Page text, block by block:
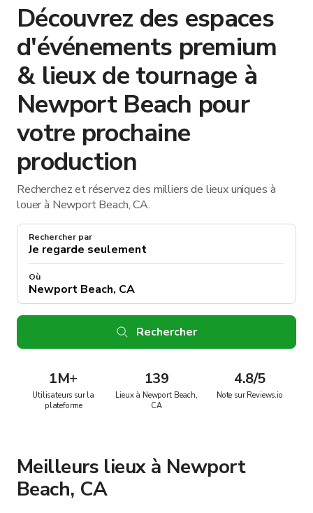
Découvrez des espaces
d'événements premium
& lieux de tournage à
Newport Beach pour
votre prochaine
production
Recherchez et réservez des milliers de lieux uniques à
louer à Newport Beach, CA.
Rechercher par
Où
Rechercher
1M+
Utilisateurs sur la
plateforme
139
Lieux à Newport Beach,
CA
4.8/5
Note sur Reviews.io
Meilleurs lieux à Newport
Beach, CA